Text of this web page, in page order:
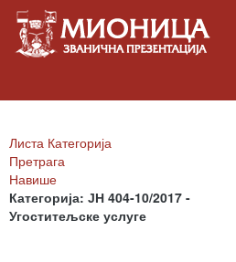
Листа Категорија
Претрага
Навише
Категорија: ЈН 404-10/2017 -
Угоститељске услуге